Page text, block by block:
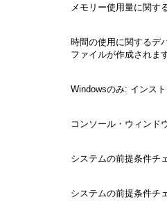
メモリー使用量に関す
時間の使用に関するデ
ファイルが作成されま
Windowsのみ: インス
コンソール・ウィンド
システムの前提条件チ
システムの前提条件チ